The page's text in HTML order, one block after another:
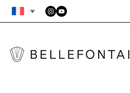
CONDITIONS GÉNÉRALES